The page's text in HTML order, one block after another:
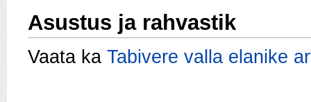
Asustus ja rahvastik
Vaata ka Tabivere valla elanike